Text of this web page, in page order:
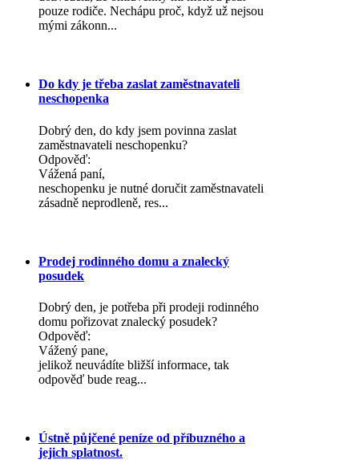
pouze rodiče. Nechápu proč, když už nejsou
mými zákonn...
Do kdy je třeba zaslat zaměstnavateli
neschopenka
Dobrý den, do kdy jsem povinna zaslat
zaměstnavateli neschopenku?
Odpověď:
Vážená paní,
neschopenku je nutné doručit zaměstnavateli
zásadně neprodleně, res...
Prodej rodinného domu a znalecký
posudek
Dobrý den, je potřeba při prodeji rodinného
domu pořizovat znalecký posudek?
Odpověď:
Vážený pane,
jelikož neuvádíte bližší informace, tak
odpověď bude reag...
Ústně půjčené peníze od příbuzného a
jejich splatnost.